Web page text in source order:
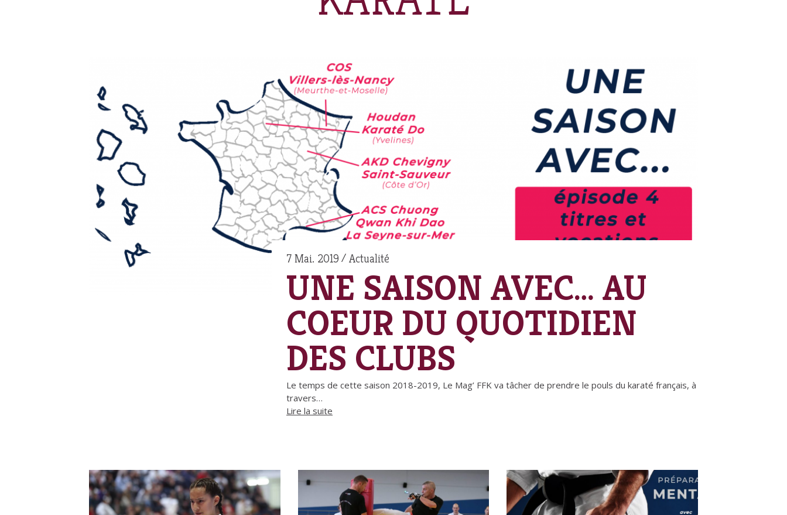
7 Mai. 2019 Actualité
UNE SAISON AVEC… AU
COEUR DU QUOTIDIEN
DES CLUBS
Le temps de cette saison 2018-2019, Le Mag’ FFK va tâcher de prendre le pouls du karaté français, à
travers…
Lire la suite